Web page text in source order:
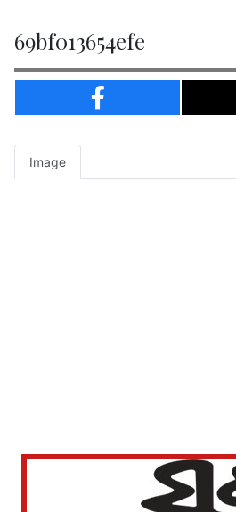
69bf013654efe
Image